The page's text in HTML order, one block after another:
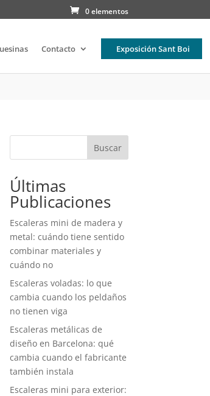
0 elementos
Contacto Exposición Sant Boi
Buscar
Últimas
Publicaciones
Escaleras mini de madera y
metal: cuándo tiene sentido
combinar materiales y
cuándo no
Escaleras voladas: lo que
cambia cuando los peldaños
no tienen viga
Escaleras metálicas de
diseño en Barcelona: qué
cambia cuando el fabricante
también instala
Escaleras mini para exterior: